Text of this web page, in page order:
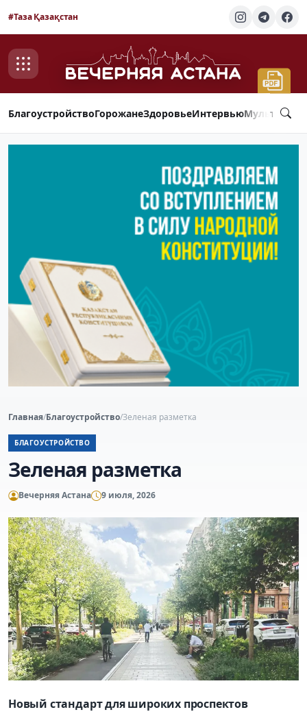
#Таза Қазақстан
БлагоустройствоГорожанеЗдоровьеИнтервью
Главная/Благоустройство/Зеленая разметка
БЛАГОУСТРОЙСТВО
Зеленая разметка
Вечерняя Астана 9 июля, 2026
Новый стандарт для широких проспектов